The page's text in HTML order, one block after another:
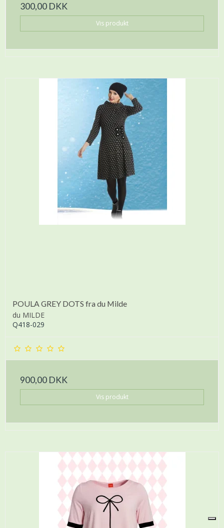
300,00 DKK
Vis produkt
POULA GREY DOTS fra du Milde
du MILDE
Q418-029
900,00 DKK
Vis produkt